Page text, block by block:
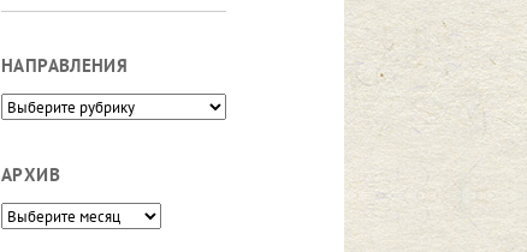
НАПРАВЛЕНИЯ
Направления
АРХИВ
Архив